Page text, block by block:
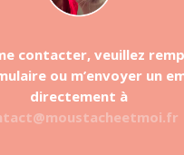
contacter, veuillez
ou m’envoyer un
directement à